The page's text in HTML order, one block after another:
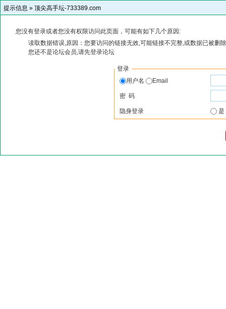
提示信息 » 顶尖高手坛-733389.com
您没有登录或者您没有权限访问此页面，可能有如下几个原因:
读取数据错误,原因：您要访问的链接无效,可能链接不完整,或数据已被删
您还不是论坛会员,请先登录论坛
登录
用户名
Email
密 码
隐身登录